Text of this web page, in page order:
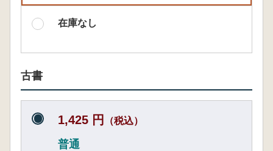
在庫なし
古書
1,425 円 （税込）
普通